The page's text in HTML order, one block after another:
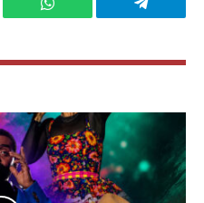
WhatsApp Telegram